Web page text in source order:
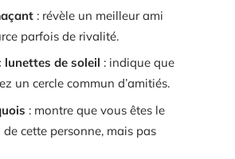
: révèle un meilleur ami
parfois de rivalité.
lunettes de soleil : indique que
un cercle commun d’amitiés.
: montre que vous êtes le
cette personne, mais pas